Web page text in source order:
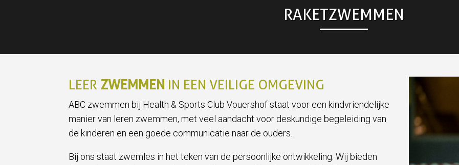
RAKETZWEMMEN
LEER ZWEMMEN IN EEN VEILIGE OMGEVING
ABC zwemmen bij Health & Sports Club Vouershof staat voor een kindvriendelijke
manier van leren zwemmen, met veel aandacht voor deskundige begeleiding van
de kinderen en een goede communicatie naar de ouders.
Bij ons staat zwemles in het teken van de persoonlijke ontwikkeling. Wij bieden